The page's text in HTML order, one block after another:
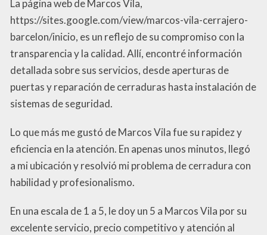
La página web de Marcos Vila,
https://sites.google.com/view/marcos-vila-cerrajero-
barcelon/inicio, es un reflejo de su compromiso con la
transparencia y la calidad. Allí, encontré información
detallada sobre sus servicios, desde aperturas de
puertas y reparación de cerraduras hasta instalación de
sistemas de seguridad.
Lo que más me gustó de Marcos Vila fue su rapidez y
eficiencia en la atención. En apenas unos minutos, llegó
a mi ubicación y resolvió mi problema de cerradura con
habilidad y profesionalismo.
En una escala de 1 a 5, le doy un 5 a Marcos Vila por su
excelente servicio, precio competitivo y atención al